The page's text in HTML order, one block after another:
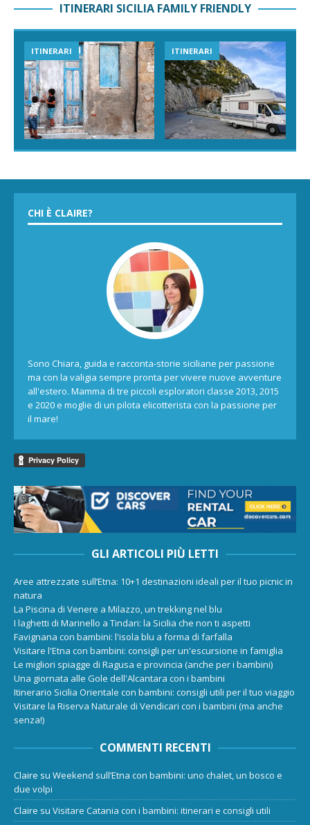
ITINERARI SICILIA FAMILY FRIENDLY
ITINERARI ITINERARI
CHI È CLAIRE?
Sono Chiara, guida e racconta-storie siciliane per passione
ma con la valigia sempre pronta per vivere nuove avventure
all'estero. Mamma di tre piccoli esploratori classe 2013, 2015
e 2020 e moglie di un pilota elicotterista con la passione per
il mare!
GLI ARTICOLI PIÙ LETTI
Aree attrezzate sull’Etna: 10+1 destinazioni ideali per il tuo picnic in
natura
La Piscina di Venere a Milazzo, un trekking nel blu
I laghetti di Marinello a Tindari: la Sicilia che non ti aspetti
Favignana con bambini: l'isola blu a forma di farfalla
Visitare l'Etna con bambini: consigli per un'escursione in famiglia
Le migliori spiagge di Ragusa e provincia (anche per i bambini)
Una giornata alle Gole dell'Alcantara con i bambini
Itinerario Sicilia Orientale con bambini: consigli utili per il tuo viaggio
Visitare la Riserva Naturale di Vendicari con i bambini (ma anche
senza!)
COMMENTI RECENTI
Claire su Weekend sull’Etna con bambini: uno chalet, un bosco e
due volpi
Claire su Visitare Catania con i bambini: itinerari e consigli utili